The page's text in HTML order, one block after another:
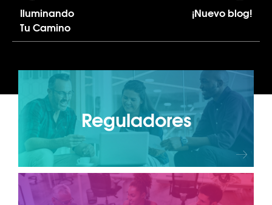
Iluminando
Tu Camino
¡Nuevo blog!
Reguladores